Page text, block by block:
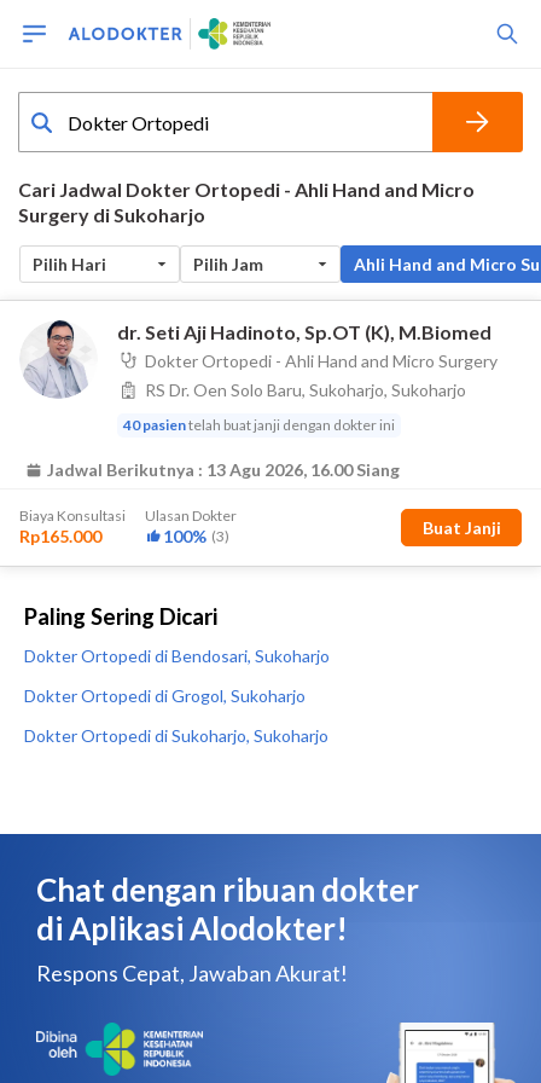
Paling Sering Dicari
Dokter Ortopedi di Bendosari, Sukoharjo
Dokter Ortopedi di Grogol, Sukoharjo
Dokter Ortopedi di Sukoharjo, Sukoharjo